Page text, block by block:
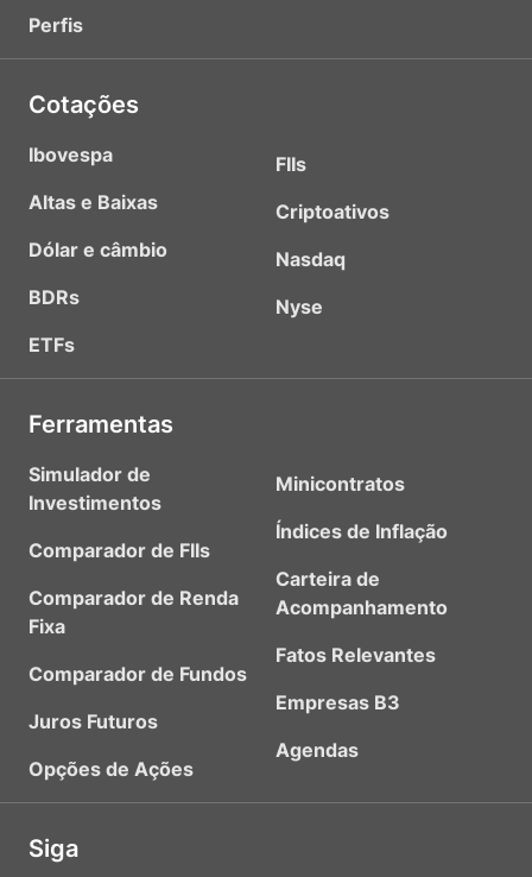
Perfis
Cotações
Ibovespa
Altas e Baixas
Dólar e câmbio
BDRs
ETFs
FIIs
Criptoativos
Nasdaq
Nyse
Ferramentas
Simulador de
Investimentos
Comparador de FIIs
Comparador de Renda
Fixa
Comparador de Fundos
Juros Futuros
Opções de Ações
Minicontratos
Índices de Inflação
Carteira de
Acompanhamento
Fatos Relevantes
Empresas B3
Agendas
Siga